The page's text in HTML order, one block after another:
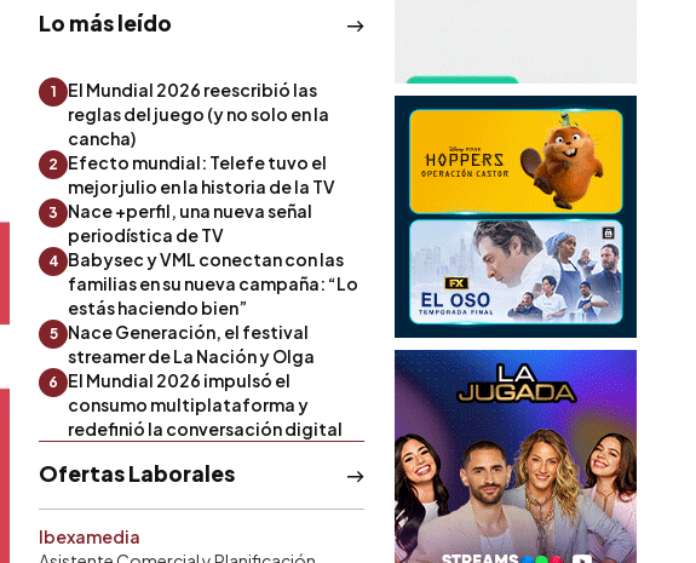
Lo más leído
1
El Mundial 2026 reescribió las
reglas del juego (y no solo en la
cancha)
2
Efecto mundial: Telefe tuvo el
mejor julio en la historia de la TV
3
Nace +perfil, una nueva señal
periodística de TV
4 Babysec y VML conectan con las
familias en su nueva campaña: “Lo
estás haciendo bien”
5
Nace Generación, el festival
streamer de La Nación y Olga
6
El Mundial 2026 impulsó el
consumo multiplataforma y
redefinió la conversación digital
Ofertas Laborales
Ibexamedia